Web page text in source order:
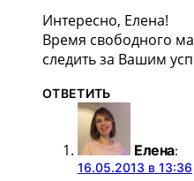
Интересно, Елена!
Время свободного
следить за Вашим
ОТВЕТИТЬ
Елена:
16.05.2013 в 13:36